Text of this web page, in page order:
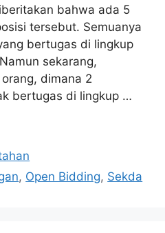
bahwa ada 5
tersebut. Semuanya
bertugas di lingkup
sekarang,
dimana 2
bertugas di lingkup …
, Open Bidding, Sekda